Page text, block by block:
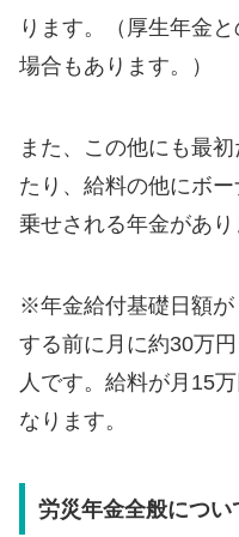
ります。（厚生年金
場合もあります。）
また、この他にも最
たり、給料の他にボ
乗せされる年金があり
※年金給付基礎日額が
する前に月に約30万
人です。給料が月15
なります。
労災年金全般につい